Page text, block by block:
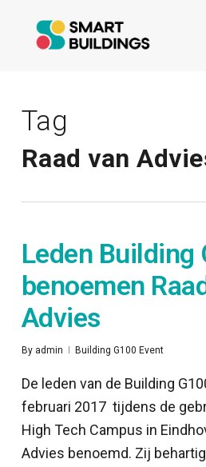
Tag
Raad van
Leden Building
benoemen
Advies
By admin Building G100 Event
De leden van de Building
februari 2017 tijdens de
High Tech Campus in
Advies benoemd. Zij